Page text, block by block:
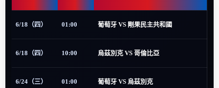
6/18（四） 01:00 葡萄牙 VS 剛果民主共和國
6/18（四） 10:00 烏茲別克 VS 哥倫比亞
6/24（三） 01:00 葡萄牙 VS 烏茲別克